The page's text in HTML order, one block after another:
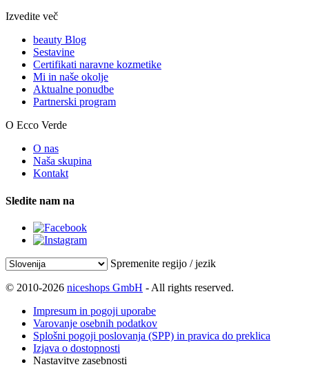
Izvedite več
beauty Blog
Sestavine
Certifikati naravne kozmetike
Mi in naše okolje
Aktualne ponudbe
Partnerski program
O Ecco Verde
O nas
Naša skupina
Kontakt
Sledite nam na
Spremenite regijo / jezik
© 2010-2026 niceshops GmbH - All rights reserved.
Impresum in pogoji uporabe
Varovanje osebnih podatkov
Splošni pogoji poslovanja (SPP) in pravica do preklica
Izjava o dostopnosti
Nastavitve zasebnosti